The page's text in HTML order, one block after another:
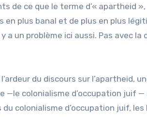
de ce que le terme d’« apartheid
en plus banal et de plus en plus
a un problème ici aussi. Pas avec
du discours sur l’apartheid,
—le colonialisme d’occupation juif
du colonialisme d’occupation juif,